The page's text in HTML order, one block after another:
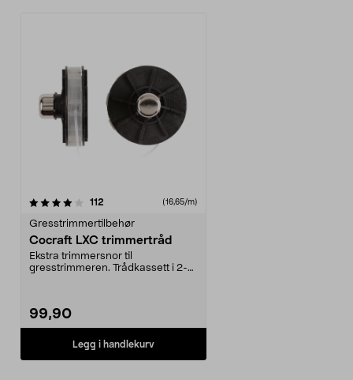
112 (16,65/m)
Gresstrimmertilbehør
Cocraft LXC trimmertråd
Ekstra trimmersnor til
gresstrimmeren. Trådkassett i 2-
99,90
Legg i handlekurv